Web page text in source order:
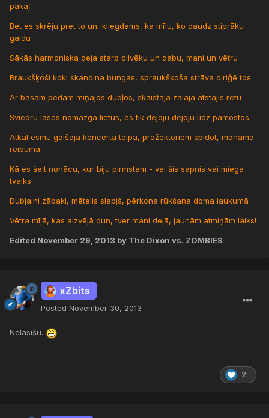
pakaļ
Bet es skrēju pret to un, kliegdams, ka mīlu, ko daudz stiprāku
gaidu
Sākās harmoniska deja starp cilvēku un dabu, mani un vētru
Braukšķoši koki skandina bungas, spraukšķoša strāva diriģē tos
Ar basām pēdām mīņājos dubļos, skaistajā zālājā atstājis rētu
Sviedru lāses nomazgā lietus, es tik dejoju dejoju līdz pamostos
Atkal esmu gaišajā koncerta telpā, prožektoriem spīdot, manāmā
reibumā
Kā es šeit nonācu, kur biju pirmstam - vai šis sapnis vai miega
tvaiks
Dubļaini zābaki, mētelis slapjš, pērkona rūkšana doma laukumā
Vētra mīļā, kas aizvējā dun, tver mani dejā, jaunām atmiņām laiks!
Edited November 29, 2013 by The Dixon vs. ZOMBIES
xZbits
Posted November 30, 2013
Nelasīšu.
2